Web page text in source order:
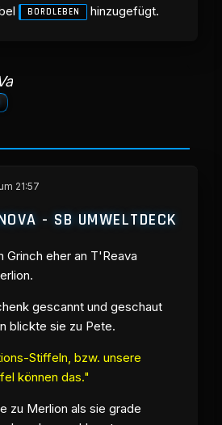
BORDLEBEN hinzugefügt.
21:57
- SB UMWELTDECK
Grinch eher an T'Reava
gescannt und geschaut
blickte sie zu Pete.
Stiffeln, bzw. unsere
können das."
zu Merlion als sie grade